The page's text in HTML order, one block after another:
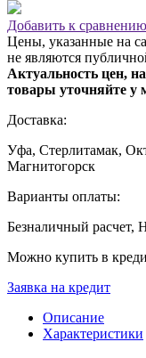
Добавить к сравнению
Цены, указанные на
не являются
Актуальность цен,
товары уточняйте у
Доставка:
Уфа, Стерлитамак,
Магнитогорск
Варианты оплаты:
Безналичный расчет,
Можно купить в
Заявка на кредит
Описание
Характеристики